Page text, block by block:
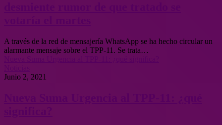
A través de la red de mensajería WhatsApp se ha hecho circular un
alarmante mensaje sobre el TPP-11. Se trata…
Junio 2, 2021